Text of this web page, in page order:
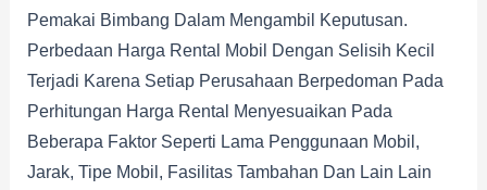
Pemakai Bimbang Dalam Mengambil Keputusan.
Perbedaan Harga Rental Mobil Dengan Selisih Kecil
Terjadi Karena Setiap Perusahaan Berpedoman Pada
Perhitungan Harga Rental Menyesuaikan Pada
Beberapa Faktor Seperti Lama Penggunaan Mobil,
Jarak, Tipe Mobil, Fasilitas Tambahan Dan Lain Lain